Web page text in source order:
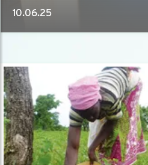
10.06.25